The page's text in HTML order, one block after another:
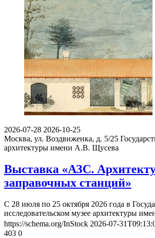
2026-07-28 2026-10-25
Москва, ул. Воздвиженка, д. 5/25
архитектуры имени А.В. Щусева
Выставка «АЗС.
заправочных станций»
С 28 июля по 25 октября 2026 года в
исследовательском музее архитектуры
https://schema.org/InStock 2026-07-
403 0